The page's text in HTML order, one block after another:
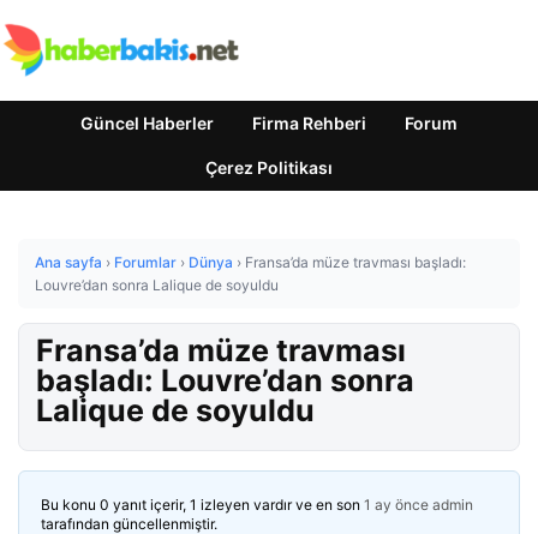
Güncel Haberler Firma Rehberi Forum
Çerez Politikası
Ana sayfa › Forumlar › Dünya › Fransa’da müze travması başladı:
Louvre’dan sonra Lalique de soyuldu
Fransa’da müze travması
başladı: Louvre’dan sonra
Lalique de soyuldu
Bu konu 0 yanıt içerir, 1 izleyen vardır ve en son 1 ay önce admin
tarafından güncellenmiştir.